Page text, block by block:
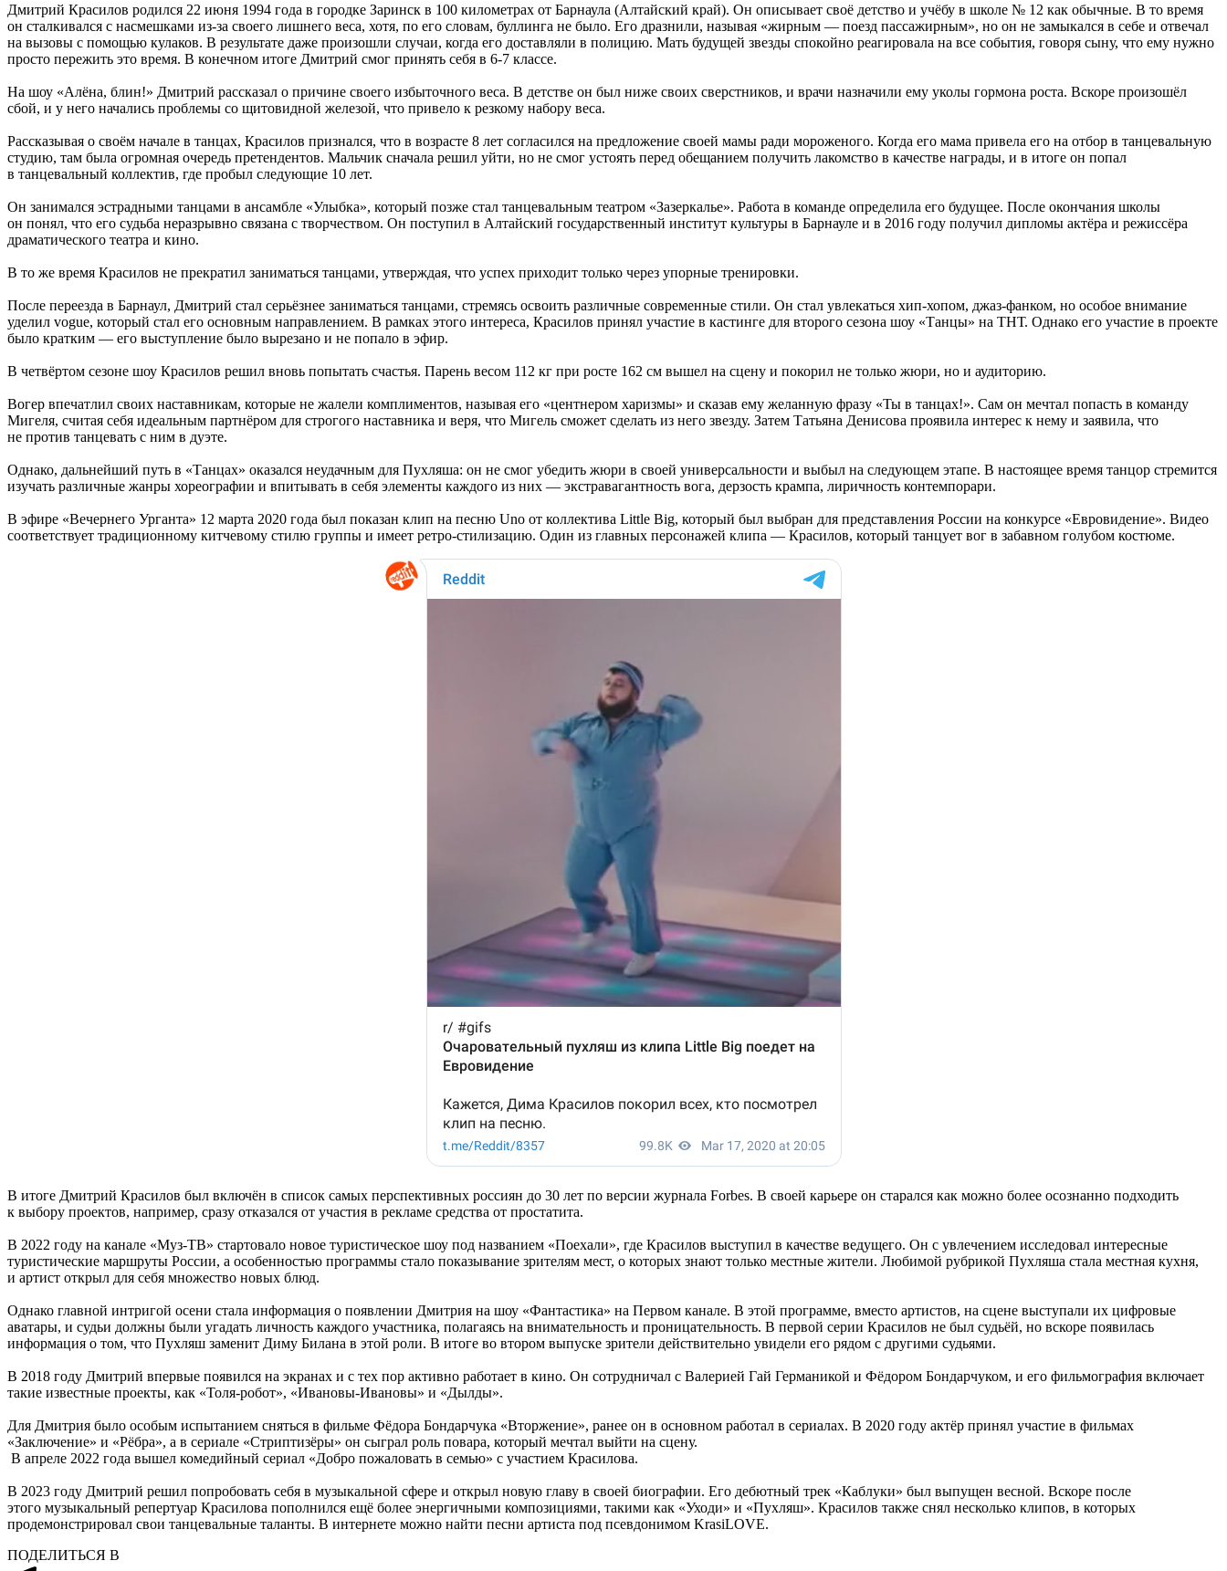
Дмитрий Красилов родился 22 июня 1994 года в городке Заринск в 100 километрах от Барнаула (Алтайский край). Он описывает своё детство и учёбу в школе № 12 как обычные. В то время
он сталкивался с насмешками из-за своего лишнего веса, хотя, по его словам, буллинга не было. Его дразнили, называя «жирным — поезд пассажирным», но он не замыкался в себе и отвечал
на вызовы с помощью кулаков. В результате даже произошли случаи, когда его доставляли в полицию. Мать будущей звезды спокойно реагировала на все события, говоря сыну, что ему нужно
просто пережить это время. В конечном итоге Дмитрий смог принять себя в 6-7 классе.
На шоу «Алёна, блин!» Дмитрий рассказал о причине своего избыточного веса. В детстве он был ниже своих сверстников, и врачи назначили ему уколы гормона роста. Вскоре произошёл
сбой, и у него начались проблемы со щитовидной железой, что привело к резкому набору веса.
Рассказывая о своём начале в танцах, Красилов признался, что в возрасте 8 лет согласился на предложение своей мамы ради мороженого. Когда его мама привела его на отбор в танцевальную
студию, там была огромная очередь претендентов. Мальчик сначала решил уйти, но не смог устоять перед обещанием получить лакомство в качестве награды, и в итоге он попал
в танцевальный коллектив, где пробыл следующие 10 лет.
Он занимался эстрадными танцами в ансамбле «Улыбка», который позже стал танцевальным театром «Зазеркалье». Работа в команде определила его будущее. После окончания школы
он понял, что его судьба неразрывно связана с творчеством. Он поступил в Алтайский государственный институт культуры в Барнауле и в 2016 году получил дипломы актёра и режиссёра
драматического театра и кино.
В то же время Красилов не прекратил заниматься танцами, утверждая, что успех приходит только через упорные тренировки.
После переезда в Барнаул, Дмитрий стал серьёзнее заниматься танцами, стремясь освоить различные современные стили. Он стал увлекаться хип-хопом, джаз-фанком, но особое внимание
уделил vogue, который стал его основным направлением. В рамках этого интереса, Красилов принял участие в кастинге для второго сезона шоу «Танцы» на ТНТ. Однако его участие в проекте
было кратким — его выступление было вырезано и не попало в эфир.
В четвёртом сезоне шоу Красилов решил вновь попытать счастья. Парень весом 112 кг при росте 162 см вышел на сцену и покорил не только жюри, но и аудиторию.
Вогер впечатлил своих наставникам, которые не жалели комплиментов, называя его «центнером харизмы» и сказав ему желанную фразу «Ты в танцах!». Сам он мечтал попасть в команду
Мигеля, считая себя идеальным партнёром для строгого наставника и веря, что Мигель сможет сделать из него звезду. Затем Татьяна Денисова проявила интерес к нему и заявила, что
не против танцевать с ним в дуэте.
Однако, дальнейший путь в «Танцах» оказался неудачным для Пухляша: он не смог убедить жюри в своей универсальности и выбыл на следующем этапе. В настоящее время танцор стремится
изучать различные жанры хореографии и впитывать в себя элементы каждого из них — экстравагантность вога, дерзость крампа, лиричность контемпорари.
В эфире «Вечернего Урганта» 12 марта 2020 года был показан клип на песню Uno от коллектива Little Big, который был выбран для представления России на конкурсе «Евровидение». Видео
соответствует традиционному китчевому стилю группы и имеет ретро-стилизацию. Один из главных персонажей клипа — Красилов, который танцует вог в забавном голубом костюме.
В итоге Дмитрий Красилов был включён в список самых перспективных россиян до 30 лет по версии журнала Forbes. В своей карьере он старался как можно более осознанно подходить
к выбору проектов, например, сразу отказался от участия в рекламе средства от простатита.
В 2022 году на канале «Муз-ТВ» стартовало новое туристическое шоу под названием «Поехали», где Красилов выступил в качестве ведущего. Он с увлечением исследовал интересные
туристические маршруты России, а особенностью программы стало показывание зрителям мест, о которых знают только местные жители. Любимой рубрикой Пухляша стала местная кухня,
и артист открыл для себя множество новых блюд.
Однако главной интригой осени стала информация о появлении Дмитрия на шоу «Фантастика» на Первом канале. В этой программе, вместо артистов, на сцене выступали их цифровые
аватары, и судьи должны были угадать личность каждого участника, полагаясь на внимательность и проницательность. В первой серии Красилов не был судьёй, но вскоре появилась
информация о том, что Пухляш заменит Диму Билана в этой роли. В итоге во втором выпуске зрители действительно увидели его рядом с другими судьями.
В 2018 году Дмитрий впервые появился на экранах и с тех пор активно работает в кино. Он сотрудничал с Валерией Гай Германикой и Фёдором Бондарчуком, и его фильмография включает
такие известные проекты, как «Толя-робот», «Ивановы-Ивановы» и «Дылды».
Для Дмитрия было особым испытанием сняться в фильме Фёдора Бондарчука «Вторжение», ранее он в основном работал в сериалах. В 2020 году актёр принял участие в фильмах
«Заключение» и «Рёбра», а в сериале «Стриптизёры» он сыграл роль повара, который мечтал выйти на сцену.
В апреле 2022 года вышел комедийный сериал «Добро пожаловать в семью» с участием Красилова.
В 2023 году Дмитрий решил попробовать себя в музыкальной сфере и открыл новую главу в своей биографии. Его дебютный трек «Каблуки» был выпущен весной. Вскоре после
этого музыкальный репертуар Красилова пополнился ещё более энергичными композициями, такими как «Уходи» и «Пухляш». Красилов также снял несколько клипов, в которых
продемонстрировал свои танцевальные таланты. В интернете можно найти песни артиста под псевдонимом KrasiLOVE.
ПОДЕЛИТЬСЯ В